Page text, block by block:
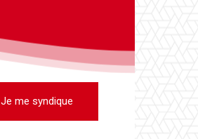
Je me syndique